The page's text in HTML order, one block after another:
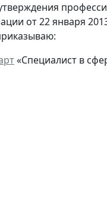
от 22 января
«Специалист в